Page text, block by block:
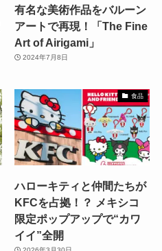
有名な美術作品をバルーン
アートで再現！「The Fine
Art of Airigami」
2024年7月8日
食品
ハローキティと仲間たちが
KFCを占拠！？ メキシコ
限定ポップアップで“カワ
イイ”全開